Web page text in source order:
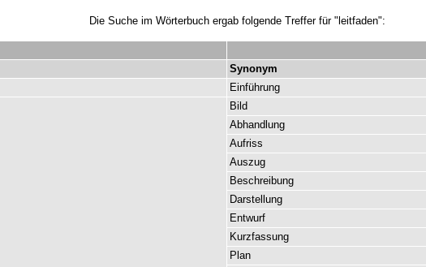
Die Suche im Wörterbuch ergab folgende Treffer für "leitfaden":
Synonym
Einführung
Bild
Abhandlung
Aufriss
Auszug
Beschreibung
Darstellung
Entwurf
Kurzfassung
Plan